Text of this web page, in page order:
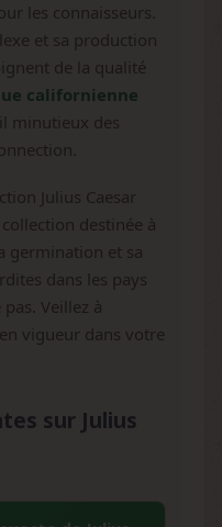
les connaisseurs.
et sa production
de la qualité
californienne
minutieux des
Julius Caesar
destinée à
germination et sa
dans les pays
Veillez à
vigueur dans votre
sur Julius